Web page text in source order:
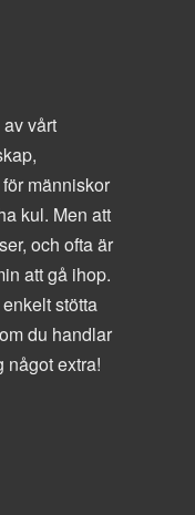
vårt
människor
kul. Men att
och ofta är
att gå ihop.
stötta
du handlar
något extra!